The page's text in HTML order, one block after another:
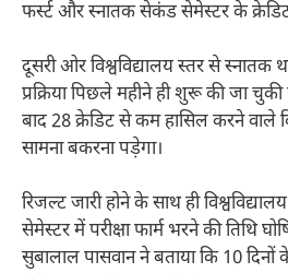
फर्स्ट और स्नातक सेकंड सेमेस्टर के क्रेडिट
दूसरी ओर विश्वविद्यालय स्तर से स्नातक
प्रक्रिया पिछले महीने ही शुरू की जा
बाद 28 क्रेडिट से कम हासिल करने वाले
सामना बकरना पड़ेगा।
रिजल्ट जारी होने के साथ ही
सेमेस्टर में परीक्षा फार्म भरने की तिथि
सुबालाल पासवान ने बताया कि 10